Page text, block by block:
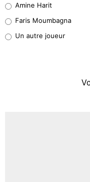
1%
9%
Amine Harit
Faris Moumbagna
Un autre joueur